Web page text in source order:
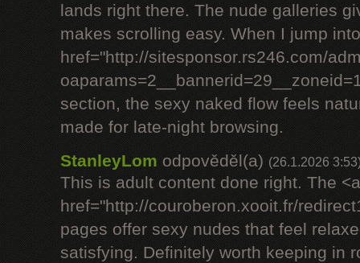
lands right there. The nude galleries
makes scrolling easy. When I jump
href="http://sitesponsor.rs246.com/
section, the sexy naked flow feels
made for late-night browsing.
StanleyLom odpověděl(a) (26.1.2026
This is adult content done right. The <a
href="http://couroberon.xooit.fr/
pages offer sexy nudes that feel
satisfying. Definitely worth keeping in